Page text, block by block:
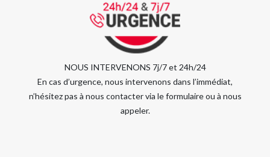
NOUS INTERVENONS 7j/7 et 24h/24
En cas d’urgence, nous intervenons dans l’immédiat,
n’hésitez pas à nous contacter via le formulaire ou à nous
appeler.